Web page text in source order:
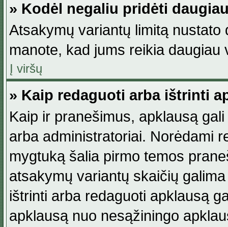
» Kodėl negaliu pridėti
Atsakymų variantų limitą
manote, kad jums reikia daugiau
Į viršų
» Kaip redaguoti arba ištrinti
Kaip ir pranešimus, apklausą
arba administratoriai. Norėdami
mygtuką šalia pirmo temos
atsakymų variantų skaičių
ištrinti arba redaguoti apklausą
apklausą nuo nesąžiningo